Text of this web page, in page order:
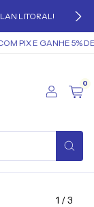
LITORAL!
PIX E GANHE 5% DE
0
1 /3